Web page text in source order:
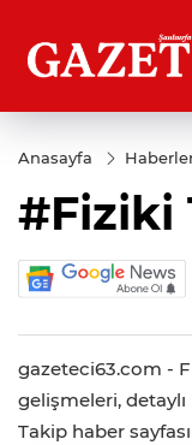
Anasayfa
#Fiziki
gazeteci63.com -
gelişmeleri,
Takip haber